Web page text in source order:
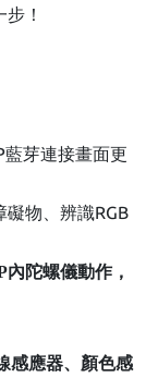
！
藍芽連接畫面更
物、辨識RGB
陀螺儀動作，
感應器、顏色感